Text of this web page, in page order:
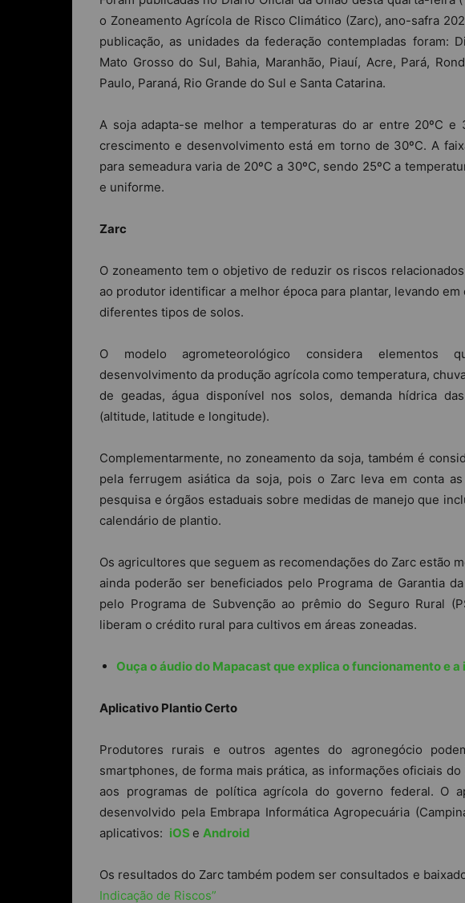
o Zoneamento Agrícola de Risco Climático (Zarc), ano-safra
publicação, as unidades da federação contempladas foram:
Mato Grosso do Sul, Bahia, Maranhão, Piauí, Acre, Pará,
Paulo, Paraná, Rio Grande do Sul e Santa Catarina.
A soja adapta-se melhor a temperaturas do ar entre 20ºC e
crescimento e desenvolvimento está em torno de 30ºC. A
para semeadura varia de 20ºC a 30ºC, sendo 25ºC a
e uniforme.
Zarc
O zoneamento tem o objetivo de reduzir os riscos
ao produtor identificar a melhor época para plantar, levando
diferentes tipos de solos.
O modelo agrometeorológico considera elementos
desenvolvimento da produção agrícola como temperatura,
de geadas, água disponível nos solos, demanda hídrica
(altitude, latitude e longitude).
Complementarmente, no zoneamento da soja, também é
pela ferrugem asiática da soja, pois o Zarc leva em conta
pesquisa e órgãos estaduais sobre medidas de manejo que
calendário de plantio.
Os agricultores que seguem as recomendações do Zarc estão
ainda poderão ser beneficiados pelo Programa de Garantia
pelo Programa de Subvenção ao prêmio do Seguro Rural
liberam o crédito rural para cultivos em áreas zoneadas.
Ouça o áudio do Mapacast que explica o funcionamento e
Aplicativo Plantio Certo
Produtores rurais e outros agentes do agronegócio
smartphones, de forma mais prática, as informações oficiais
aos programas de política agrícola do governo federal. O
desenvolvido pela Embrapa Informática Agropecuária
aplicativos: iOS e Android
Os resultados do Zarc também podem ser consultados e
Indicação de Riscos”